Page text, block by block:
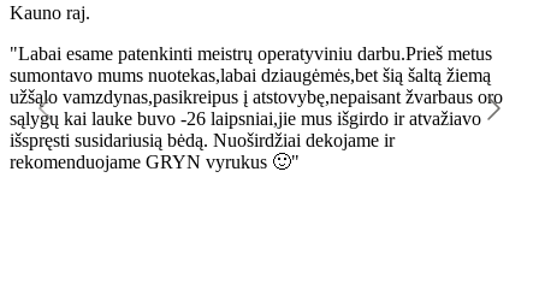
Kauno raj.
"Labai esame patenkinti meistrų operatyviniu darbu.Prieš metus
sumontavo mums nuotekas,labai dziaugėmės,bet šią šaltą žiemą
užšąlo vamzdynas,pasikreipus į atstovybę,nepaisant žvarbaus oro
sąlygų kai lauke buvo -26 laipsniai,jie mus išgirdo ir atvažiavo
išspręsti susidariusią bėdą. Nuoširdžiai dekojame ir
rekomenduojame GRYN vyrukus 🙂"